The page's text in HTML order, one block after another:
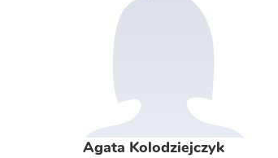
Agata Kolodziejczyk